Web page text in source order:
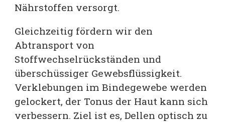
Nährstoffen versorgt.
Gleichzeitig fördern wir den
Abtransport von
Stoffwechselrückständen und
überschüssiger Gewebsflüssigkeit.
Verklebungen im Bindegewebe werden
gelockert, der Tonus der Haut kann sich
verbessern. Ziel ist es, Dellen optisch zu